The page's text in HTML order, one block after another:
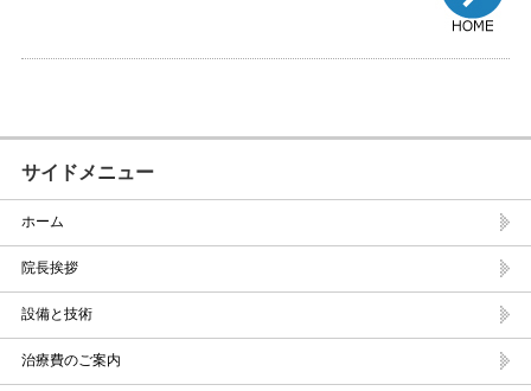
サイドメニュー
ホーム
院長挨拶
設備と技術
治療費のご案内